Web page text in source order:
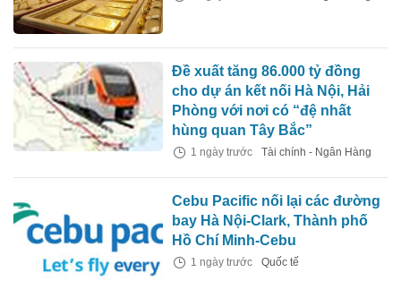
Đề xuất tăng 86.000 tỷ đồng
cho dự án kết nối Hà Nội, Hải
Phòng với nơi có “đệ nhất
hùng quan Tây Bắc”
1 ngày trước Tài chính - Ngân Hàng
Cebu Pacific nối lại các đường
bay Hà Nội-Clark, Thành phố
Hồ Chí Minh-Cebu
1 ngày trước Quốc tế